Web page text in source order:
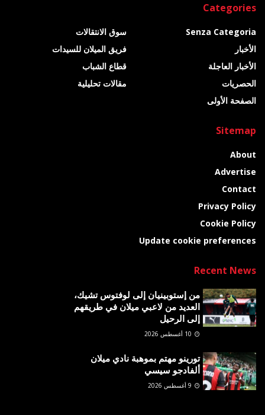
Categories
Senza Categoria
الأخبار
الأخبار العاجلة
الحصريات
الصفحة الأولى
سوق الانتقالات
فريق الميلان للسيدات
قطاع الشباب
مقالات تحليلية
Sitemap
About
Advertise
Contact
Privacy Policy
Cookie Policy
Update cookie preferences
Recent News
من إستوبينيان إلى لوفتوس تشيك،
العديد من لاعبي ميلان في طريقهم
إلى الرحيل
تورينو مهتم بموهبة نادي ميلان
ألفادجو سيسي